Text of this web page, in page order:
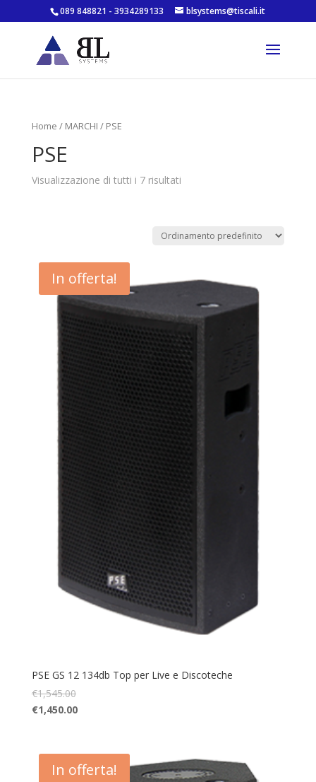
089 848821 - 3934289133 blsystems@tiscali.it
Home / MARCHI / PSE
PSE
Visualizzazione di tutti i 7 risultati
In offerta!
PSE GS 12 134db Top per Live e Discoteche
€1,545.00
€1,450.00
In offerta!